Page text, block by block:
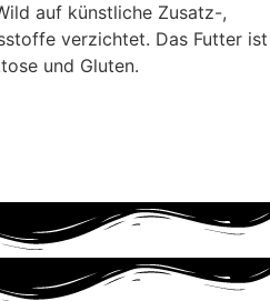
auf künstliche Zusatz-,
verzichtet. Das Futter ist
und Gluten.